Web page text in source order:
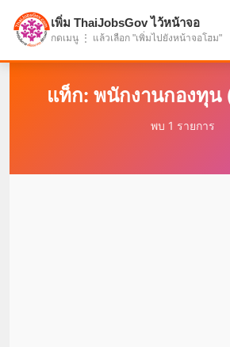
แบ่งปันโอกาส เพื่ออนาคตที่ก้าวหน้า
แท็ก: พนักงานกองทุน
พบ 1 รายการ
เพิ่ม ThaiJobsGov ไว้หน้าจอ
กดเมนู ⋮ แล้วเลือก "เพิ่มไปยังหน้าจอโฮม"